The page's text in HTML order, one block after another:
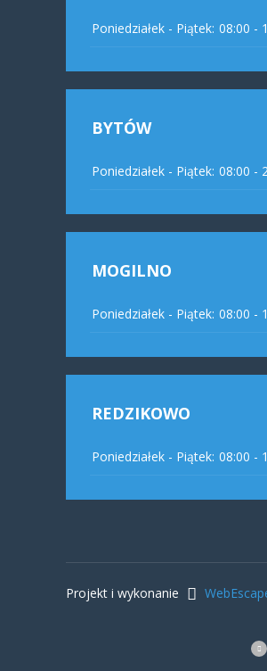
Poniedziałek - Piątek: 08:00 -
BYTÓW
Poniedziałek - Piątek: 08:00 -
MOGILNO
Poniedziałek - Piątek: 08:00 -
REDZIKOWO
Poniedziałek - Piątek: 08:00 -
Projekt i wykonanie